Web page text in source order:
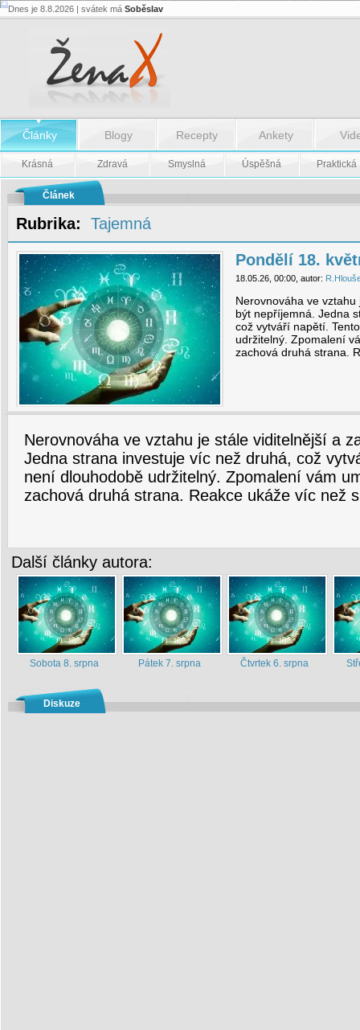
Pondělí
Dnes je 8.8.2026 | svátek má Soběslav
Články Blogy Recepty Ankety
Krásná Zdravá Smyslná Úspěšná Praktická
Článek
Rubrika: Tajemná
Pondělí 18.
18.05.26, 00:00, autor:
Nerovnováha ve
být nepříjemná. Jedna
což vytváří napětí.
udržitelný. Zpomalení
zachová druhá strana.
Nerovnováha ve vztahu je stále viditelnější a
Jedna strana investuje víc než druhá, což
není dlouhodobě udržitelný. Zpomalení vám
zachová druhá strana. Reakce ukáže víc než
Další články autora:
Sobota 8. srpna Pátek 7. srpna Čtvrtek 6. srpna
Diskuze